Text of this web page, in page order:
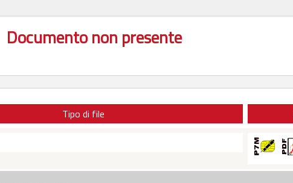
Documento non presente
Tipo di file